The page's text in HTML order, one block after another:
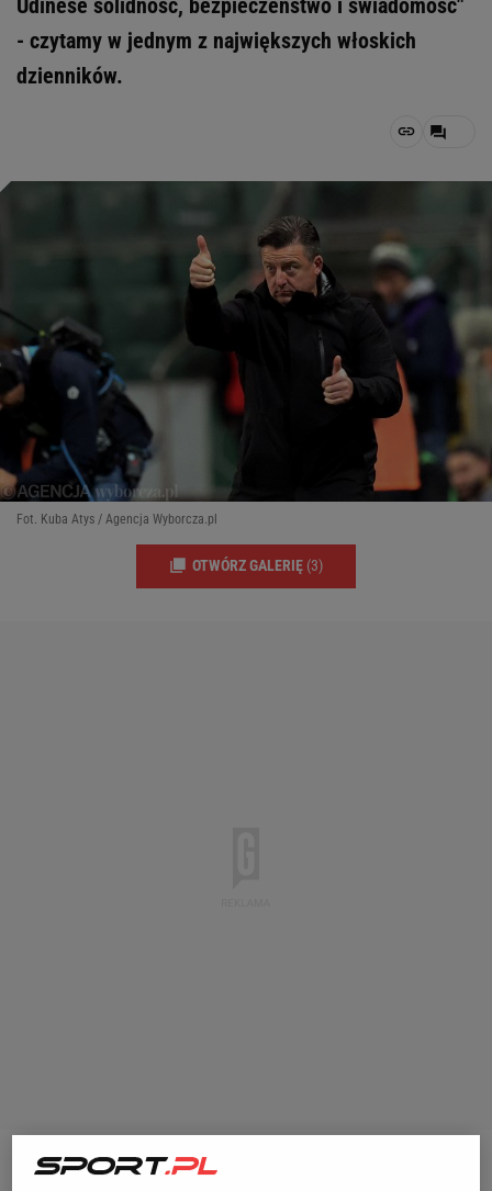
Udinese solidność, bezpieczeństwo i świadomość"
- czytamy w jednym z największych włoskich
dzienników.
Fot. Kuba Atys / Agencja Wyborcza.pl
OTWÓRZ GALERIĘ (3)
W poniedziałekUdinese